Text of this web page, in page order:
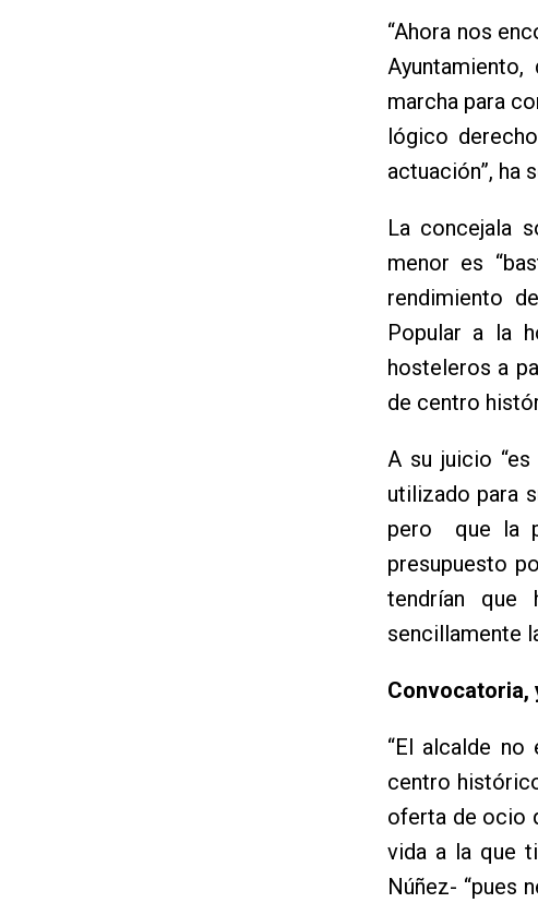
“Ahora nos
marcha para
lógico
actuación”, ha
La concejala
menor es
rendimiento
Popular a la
hosteleros a
de centro
A su juicio
utilizado para
pero que la
presupuesto
tendrían que
sencillamente
Convocatoria,
“El alcalde
centro
oferta de ocio
vida a la que
Núñez- “pues